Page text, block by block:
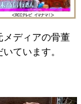
ディアの骨董
ています。